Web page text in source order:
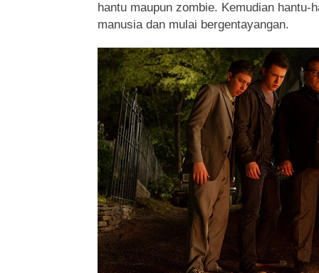
hantu maupun zombie. Kemudian hantu-
manusia dan mulai bergentayangan.